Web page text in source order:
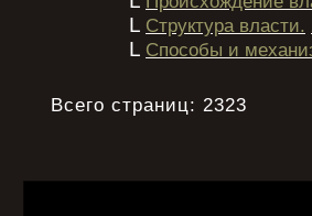
L Структура власти.
L Способы и
Всего страниц: 2323